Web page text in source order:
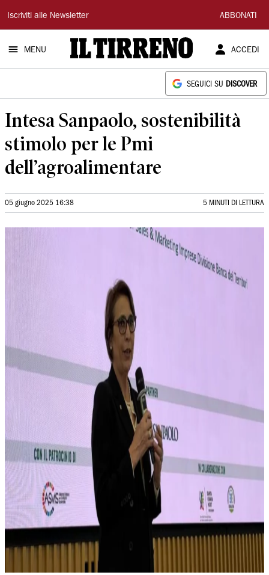
Il
Tirreno
Iscriviti alle Newsletter ABBONATI
MENU ACCEDI
SEGUICI SU DISCOVER
Intesa Sanpaolo, sostenibilità
stimolo per le Pmi
dell’agroalimentare
05 giugno 2025 16:38 5 MINUTI DI LETTURA